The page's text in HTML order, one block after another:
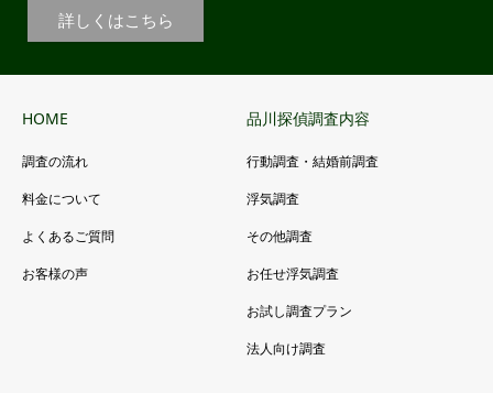
詳しくはこちら
HOME
調査の流れ
料金について
よくあるご質問
お客様の声
品川探偵調査内容
行動調査・結婚前調査
浮気調査
その他調査
お任せ浮気調査
お試し調査プラン
法人向け調査